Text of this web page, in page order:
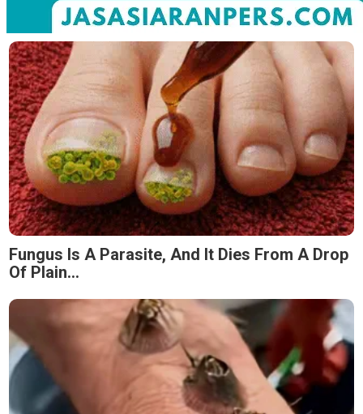
Fungus Is A Parasite, And It Dies From A Drop
Of Plain...